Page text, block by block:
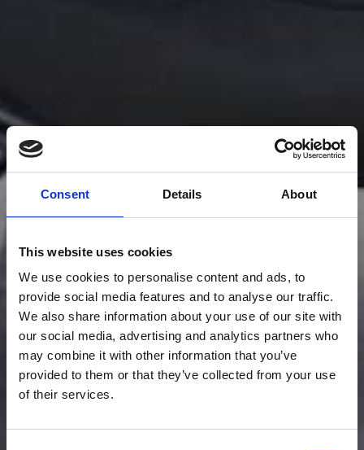
Consent Details About
This website uses cookies
We use cookies to personalise content and ads, to
provide social media features and to analyse our traffic.
We also share information about your use of our site with
our social media, advertising and analytics partners who
may combine it with other information that you’ve
provided to them or that they’ve collected from your use
of their services.